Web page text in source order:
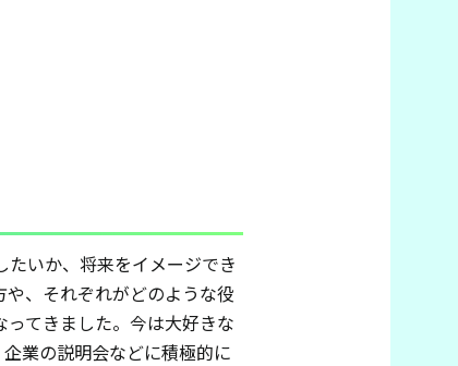
いか、将来をイメージでき
、それぞれがどのような役
てきました。今は大好きな
業の説明会などに積極的に